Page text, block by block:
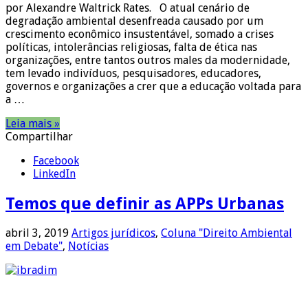
por Alexandre Waltrick Rates. O atual cenário de
degradação ambiental desenfreada causado por um
crescimento econômico insustentável, somado a crises
políticas, intolerâncias religiosas, falta de ética nas
organizações, entre tantos outros males da modernidade,
tem levado indivíduos, pesquisadores, educadores,
governos e organizações a crer que a educação voltada para
a …
Leia mais »
Compartilhar
Facebook
LinkedIn
Temos que definir as APPs Urbanas
abril 3, 2019 Artigos jurídicos, Coluna "Direito Ambiental
em Debate", Notícias